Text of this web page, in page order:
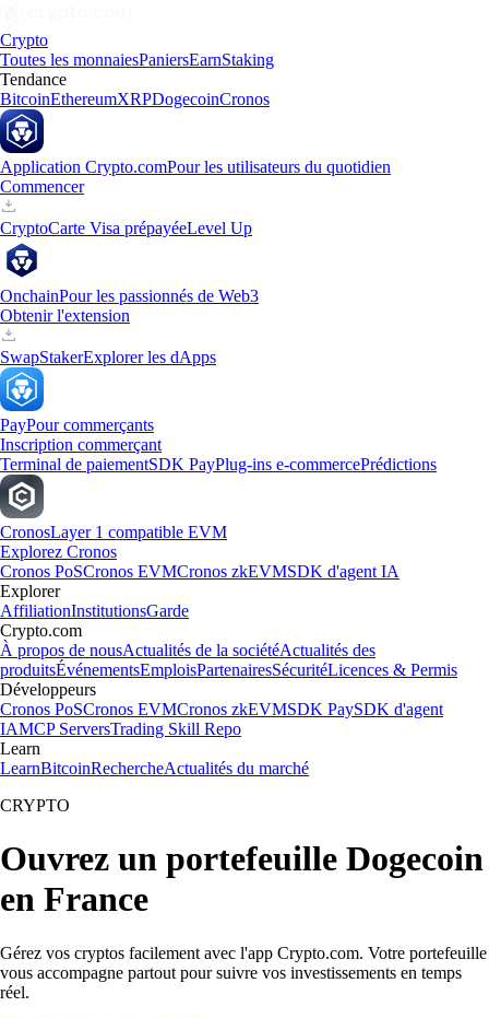
Crypto
Toutes les monnaiesPaniersEarnStaking
Tendance
BitcoinEthereumXRPDogecoinCronos
Application Crypto.comPour les utilisateurs du quotidien
Commencer
CryptoCarte Visa prépayéeLevel Up
OnchainPour les passionnés de Web3
Obtenir l'extension
SwapStakerExplorer les dApps
PayPour commerçants
Inscription commerçant
Terminal de paiementSDK PayPlug-ins e-commercePrédictions
CronosLayer 1 compatible EVM
Explorez Cronos
Cronos PoSCronos EVMCronos zkEVMSDK d'agent IA
Explorer
AffiliationInstitutionsGarde
Crypto.com
À propos de nousActualités de la sociétéActualités des
produitsÉvénementsEmploisPartenairesSécuritéLicences & Permis
Développeurs
Cronos PoSCronos EVMCronos zkEVMSDK PaySDK d'agent
IAMCP ServersTrading Skill Repo
Learn
LearnBitcoinRechercheActualités du marché
CRYPTO
Ouvrez un portefeuille Dogecoin
en France
Gérez vos cryptos facilement avec l'app Crypto.com. Votre portefeuille
vous accompagne partout pour suivre vos investissements en temps
réel.